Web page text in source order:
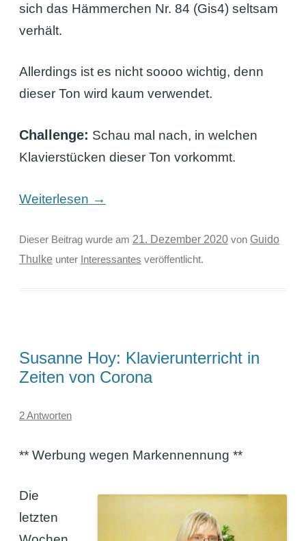
sich das Hämmerchen Nr. 84 (Gis4) seltsam
verhält.
Allerdings ist es nicht soooo wichtig, denn
dieser Ton wird kaum verwendet.
Challenge: Schau mal nach, in welchen
Klavierstücken dieser Ton vorkommt.
Weiterlesen →
Dieser Beitrag wurde am 21. Dezember 2020von Guido
Thulke unter Interessantes veröffentlicht.
Susanne Hoy: Klavierunterricht in
Zeiten von Corona
2 Antworten
** Werbung wegen Markennennung **
Die
letzten